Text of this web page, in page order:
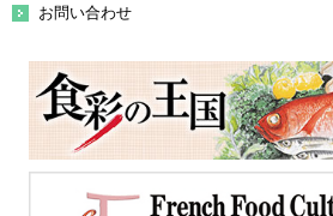
お問い合わせ